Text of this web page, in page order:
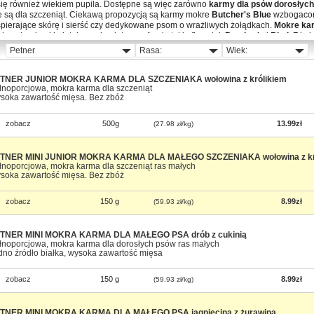
również wiekiem pupila. Dostępne są więc zarówno karmy dla psów dorosłych
są dla szczeniąt. Ciekawą propozycją są karmy mokre Butcher's Blue
skórę i sierść czy dedykowane psom o wrażliwych żołądkach. Mokre
z alergiami i nietolerancją glutenu, oferują takie firmy jak Butcher's i Rinti . Z
dla konkretnych ras, np. jamników, yorków, jak i dla psów żyjących w mieście, a
powietrzem.
podniebienia, dlatego w ich przypadku dobór mokrej karmy o
W sklepie Telekarma dostępne sąmokre karmy dla kotówz wołowiną,
z indyczymi sercami, tuńczykiem, krewetkami, makrelą, sardynkami. Również w
karmy dostosowanej do wieku zwierzęcia, jak i stanu jego zdrowia. W
weterynaryjne, przeznaczone dla kotów z cukrzycą, ze skłonnością do tworzenia
tendencją do tycia, z problemami gastrycznymi czy z chorobami nerek oraz dla
Integra Protect,Purina Pro Plan Veterinary Diets
mokre karmy marki Royal Canin
Coon.
JUNIOR MOKRA KARMA DLA SZCZENIAKA wołowina z królikiem
mokra karma dla szczeniąt
zawartość mięsa. Bez zbóż
zobacz 500g (27.98 zł/kg) 13.99zł
MINI JUNIOR MOKRA KARMA DLA MAŁEGO SZCZENIAKA wołowina z
mokra karma dla szczeniąt ras małych
zawartość mięsa. Bez zbóż
zobacz 150 g (59.93 zł/kg) 8.99zł
MINI MOKRA KARMA DLA MAŁEGO PSA drób z cukinią
mokra karma dla dorosłych psów ras małych
źródło białka, wysoka zawartość mięsa
zobacz 150 g (59.93 zł/kg) 8.99zł